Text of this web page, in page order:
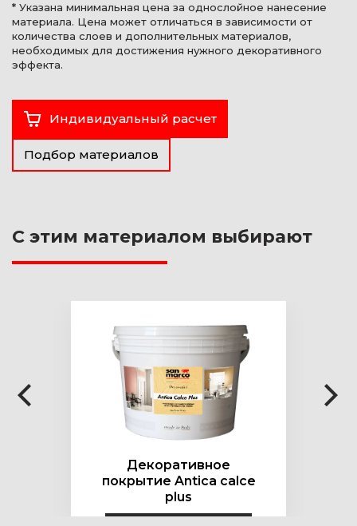
* Указана минимальная цена за однослойное нанесение
материала. Цена может отличаться в зависимости от
количества слоев и дополнительных материалов,
необходимых для достижения нужного декоративного
эффекта.
Индивидуальный расчет
Подбор материалов
С этим материалом выбирают
Декоративное
покрытие Antica calce
plus